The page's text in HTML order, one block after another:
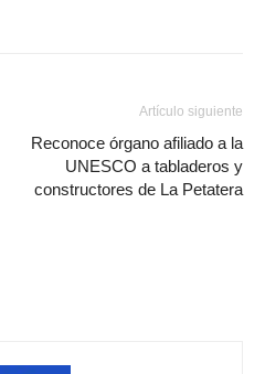
Artículo siguiente
Reconoce órgano afiliado a la
UNESCO ‎a tabladeros y
constructores de La Petatera